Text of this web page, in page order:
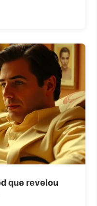
que revelou